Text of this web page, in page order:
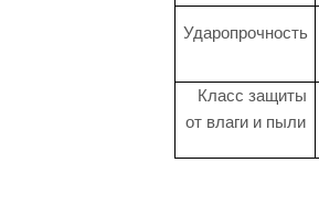
Ударопрочность
Класс защиты
от влаги и пыли